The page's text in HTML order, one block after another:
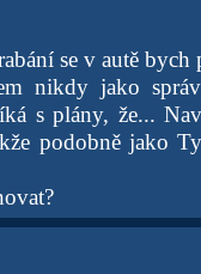
se v autě
nikdy jako
s plány, že...
podobně jako